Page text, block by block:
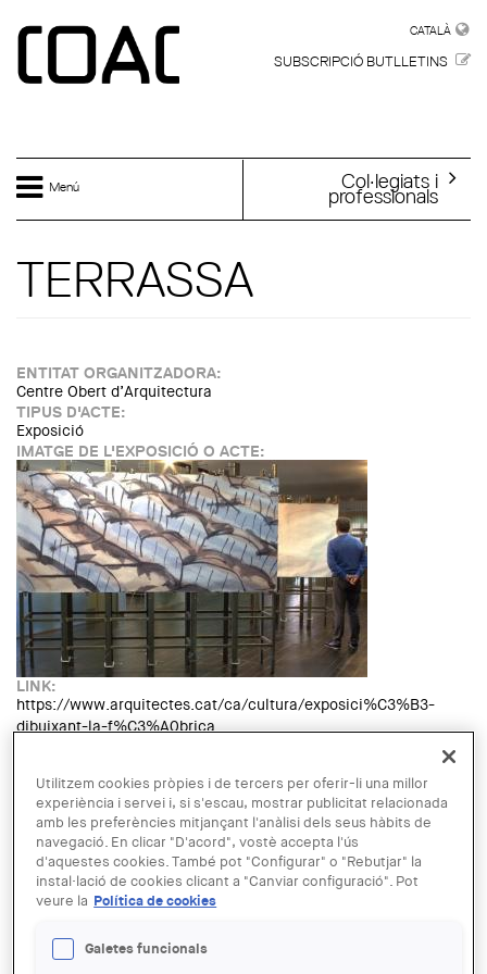
CATALÀ
SUBSCRIPCIÓ BUTLLETINS
Menú Col·legiats i
professionals
TERRASSA
ENTITAT ORGANITZADORA:
Centre Obert d’Arquitectura
TIPUS D'ACTE:
Exposició
IMATGE DE L'EXPOSICIÓ O ACTE:
LINK:
https://www.arquitectes.cat/ca/cultura/exposici%C3%B3-
dibuixant-la-f%C3%A0brica
2024 - 13:00
LLOC:
Terrassa
GRATUÏTAT:
Free
Read moreabout Exposició: Dibuixant la fàbrica
ENTITAT ORGANITZADORA:
Utilitzem cookies pròpies i de tercers per oferir-li una millor
experiència i servei i, si s'escau, mostrar publicitat relacionada
amb les preferències mitjançant l'anàlisi dels seus hàbits de
navegació. En clicar "D'acord", vostè accepta l'ús
d'aquestes cookies. També pot "Configurar" o "Rebutjar" la
instal·lació de cookies clicant a "Canviar configuració". Pot
veure la Política de cookies
Galetes funcionals